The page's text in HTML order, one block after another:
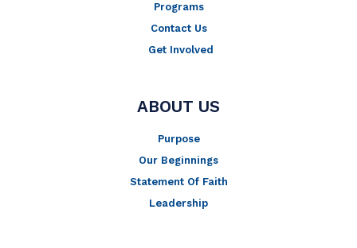
Programs
Contact Us
Get Involved
ABOUT US
Purpose
Our Beginnings
Statement Of Faith
Leadership